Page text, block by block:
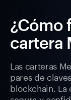
¿Cómo
cartera
Las carteras
pares de
blockchain.